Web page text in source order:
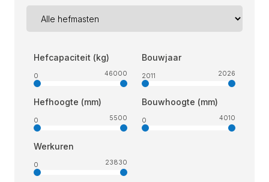
Hefcapaciteit (kg)
0 46000
Bouwjaar
2011 2026
Hefhoogte (mm)
0 5500
Bouwhoogte (mm)
0 4010
Werkuren
0 23830